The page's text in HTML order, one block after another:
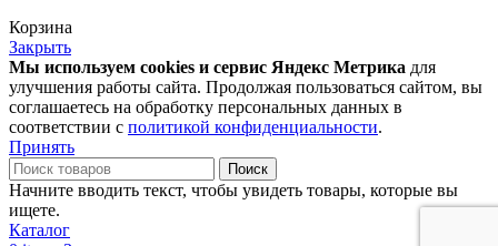
Корзина
Закрыть
Мы используем cookies и сервис Яндекс Метрика для
улучшения работы сайта. Продолжая пользоваться сайтом, вы
соглашаетесь на обработку персональных данных в
соответствии с политикой конфиденциальности.
Принять
Поиск
Начните вводить текст, чтобы увидеть товары, которые вы
ищете.
Каталог